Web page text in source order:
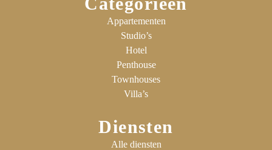
Appartementen
Studio’s
Hotel
Penthouse
Townhouses
Villa’s
Diensten
Alle diensten